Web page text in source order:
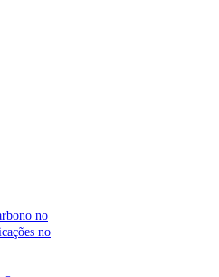
no
no